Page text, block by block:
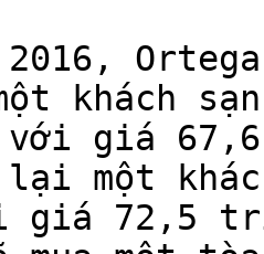
2016,
khách
giá 67,6
lại một
giá 72,5